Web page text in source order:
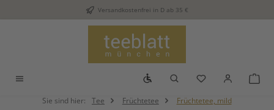
Zum Hauptinhalt springenVersandkostenfrei in D ab 35 €
Werkzeugleiste anzeigen
Du hast 0
Sie sind hier: Tee Früchtetee Früchtetee, mild